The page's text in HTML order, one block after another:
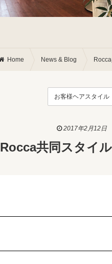
Home News & Blog Rocca
お客様ヘアスタイル
2017年2月12日
Rocca共同スタイ